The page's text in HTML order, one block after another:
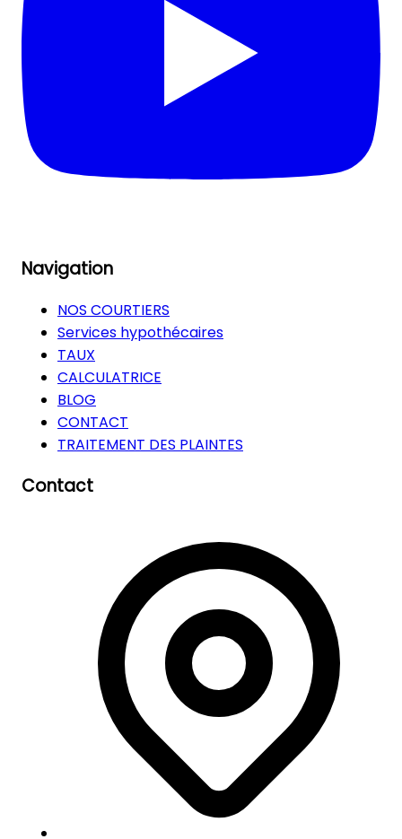
Navigation
NOS COURTIERS
Services hypothécaires
TAUX
CALCULATRICE
BLOG
CONTACT
TRAITEMENT DES PLAINTES
Contact